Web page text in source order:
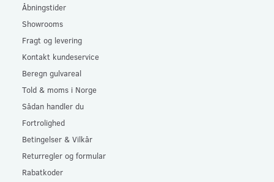
Åbningstider
Showrooms
Fragt og levering
Kontakt kundeservice
Beregn gulvareal
Told & moms i Norge
Sådan handler du
Fortrolighed
Betingelser & Vilkår
Returregler og formular
Rabatkoder